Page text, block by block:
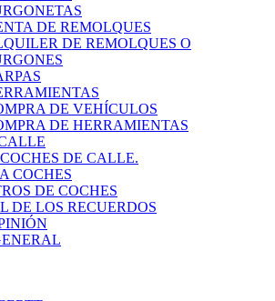
DE REMOLQUES
DE REMOLQUES O
DE VEHÍCULOS
DE HERRAMIENTAS
DE CALLE.
COCHES
DE COCHES
DE LOS RECUERDOS